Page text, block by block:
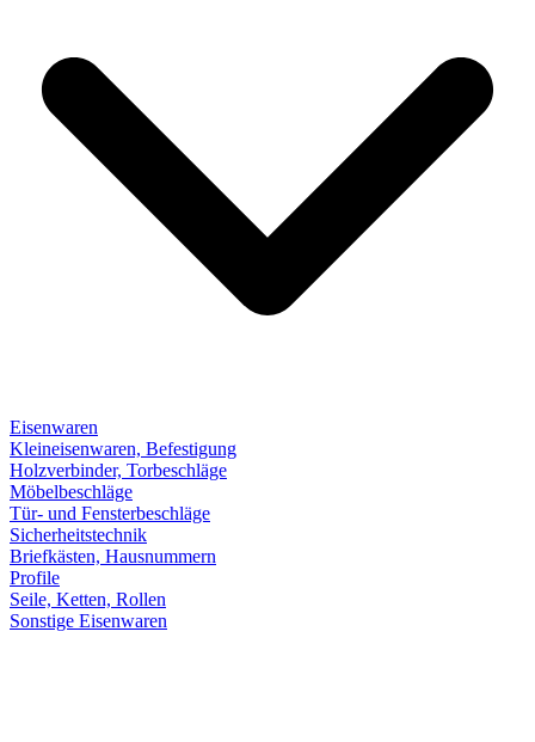
Eisenwaren
Kleineisenwaren, Befestigung
Holzverbinder, Torbeschläge
Möbelbeschläge
Tür- und Fensterbeschläge
Sicherheitstechnik
Briefkästen, Hausnummern
Profile
Seile, Ketten, Rollen
Sonstige Eisenwaren